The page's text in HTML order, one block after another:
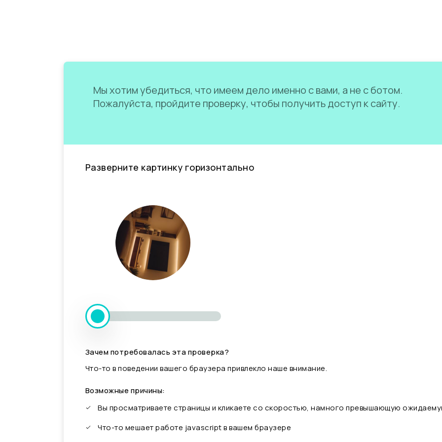
Мы хотим убедиться, что имеем дело именно с вами, а не с ботом.
Пожалуйста, пройдите проверку, чтобы получить доступ к сайту.
Разверните картинку горизонтально
Зачем потребовалась эта проверка?
Что-то в поведении вашего браузера привлекло наше внимание.
Возможные причины:
Вы просматриваете страницы и кликаете со скоростью, намного превышающую
Что-то мешает работе javascript в вашем браузере